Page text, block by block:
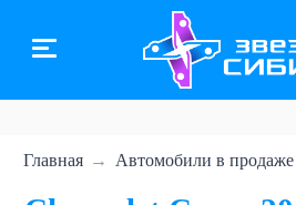
основному
Главная Автомобили в продаже